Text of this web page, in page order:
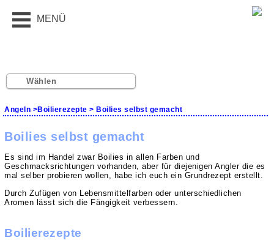
MENÜ
Wählen
Angeln >Boilierezepte > Boilies selbst gemacht
Boilies selbst gemacht
Es sind im Handel zwar Boilies in allen Farben und
Geschmacksrichtungen vorhanden, aber für diejenigen Angler die es
mal selber probieren wollen, habe ich euch ein Grundrezept erstellt.
Durch Zufügen von Lebensmittelfarben oder unterschiedlichen
Aromen lässt sich die Fängigkeit verbessern.
Boilierezepte